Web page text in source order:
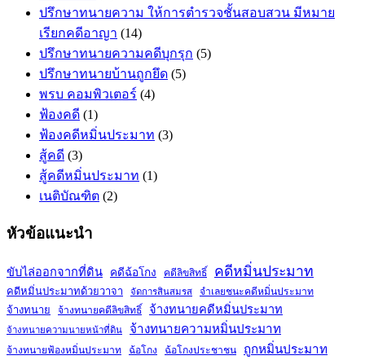
ปรึกษาทนายความ ให้การตำรวจชั้นสอบสวน มีหมาย
เรียกคดีอาญา (14)
ปรึกษาทนายความคดีบุกรุก (5)
ปรึกษาทนายบ้านถูกยึด (5)
พรบ คอมพิวเตอร์ (4)
ฟ้องคดี (1)
ฟ้องคดีหมิ่นประมาท (3)
สู้คดี (3)
สู้คดีหมิ่นประมาท (1)
เนติบัณฑิต (2)
หัวข้อแนะนำ
ขับไล่ออกจากที่ดิน คดีฉ้อโกง คดีลิขสิทธิ์ คดีหมิ่นประมาท
คดีหมิ่นประมาทด้วยวาจา จัดการสินสมรส จำเลยชนะคดีหมิ่นประมาท
จ้างทนาย จ้างทนายคดีลิขสิทธิ์ จ้างทนายคดีหมิ่นประมาท
จ้างทนายความนายหน้าที่ดิน จ้างทนายความหมิ่นประมาท
จ้างทนายฟ้องหมิ่นประมาท ฉ้อโกง ฉ้อโกงประชาชน ถูกหมิ่นประมาท